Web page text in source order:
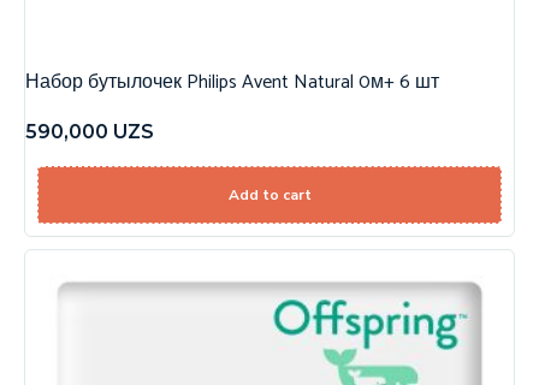
Набор бутылочек Philips Avent Natural 0м+ 6 шт
590,000 UZS
Add to cart